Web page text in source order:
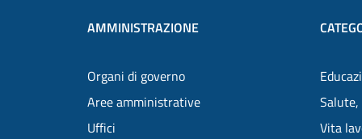
AMMINISTRAZIONE
Organi di governo
Aree amministrative
Uffici
Salute,
Vita